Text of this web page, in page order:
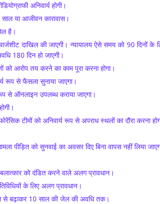
अनिवार्य होगी।
या आजीवन कारावास।
है।
दाखिल की जाएगी। न्यायालय ऐसे समय को 90 दिनों के
180 दिन हो जाएगी।
को आरोप तय करने का काम पूरा करना होगा।
रूप से फैसला सुनाया जाएगा।
से ऑनलाइन उपलब्ध कराया जाएगा।
टीमों को अनिवार्य रूप से अपराध स्थलों का दौरा करना
पीड़ित को सुनवाई का अवसर दिए बिना वापस नहीं लिया
को दंडित करने वाले अलग प्रावधान।
के लिए अलग प्रावधान।
से बढ़ाकर 10 साल की जेल की अवधि तक।